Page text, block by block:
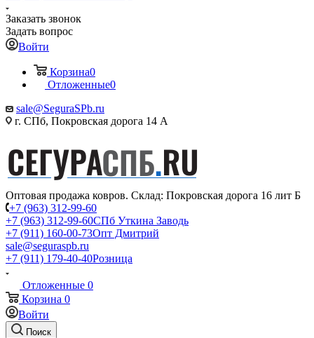
Заказать звонок
Задать вопрос
Войти
Корзина0
Отложенные0
sale@SeguraSPb.ru
г. СПб, Покровская дорога 14 А
Оптовая продажа ковров. Склад: Покровская дорога 16 лит Б
+7 (963) 312-99-60
+7 (963) 312-99-60СПб Уткина Заводь
+7 (911) 160-00-73Опт Дмитрий
sale@seguraspb.ru
+7 (911) 179-40-40Розница
Отложенные 0
Корзина 0
Войти
Поиск